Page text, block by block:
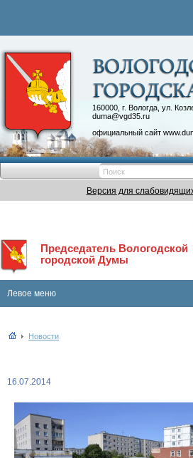
160000, г. Вологда, ул.
duma@vgd35.ru
официальный сайт
Контакты
Депутатские
Версия для
Председатель Вологодской
городской Думы
Левое меню
Новости
16.07.2014